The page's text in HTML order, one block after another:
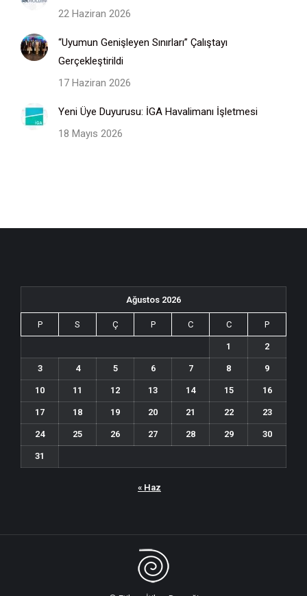
22 Haziran 2026
“Uyumun Genişleyen Sınırları” Çalıştayı
Gerçekleştirildi
17 Haziran 2026
Yeni Üye Duyurusu: İGA Havalimanı İşletmesi
18 Mayıs 2026
Ağustos 2026
P S Ç P C C P
1 2
3 4 5 6 7 8 9
10 11 12 13 14 15 16
17 18 19 20 21 22 23
24 25 26 27 28 29 30
31
« Haz